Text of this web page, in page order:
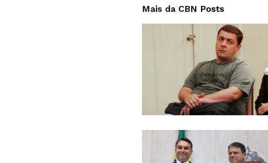
Mais da CBN Posts